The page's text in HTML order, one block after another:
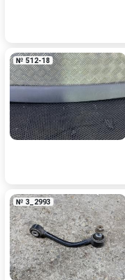
№ 512-18
№ 3_2993